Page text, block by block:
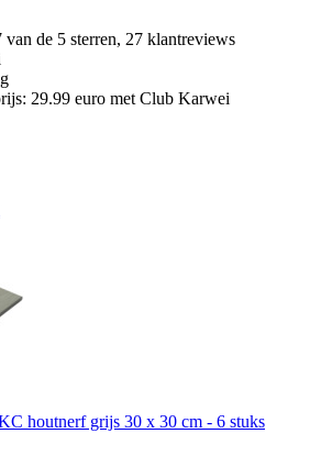
van de 5 sterren, 27 klantreviews
29.99 euro met Club Karwei
houtnerf grijs 30 x 30 cm - 6 stuks